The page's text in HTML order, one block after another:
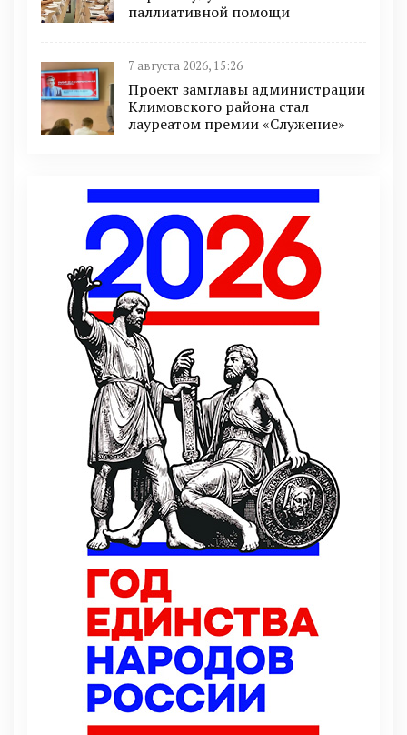
паллиативной помощи
7 августа 2026, 15:26
Проект замглавы администрации
Климовского района стал
лауреатом премии «Служение»